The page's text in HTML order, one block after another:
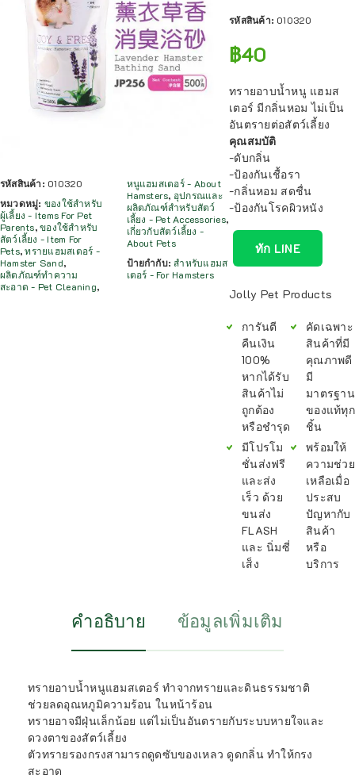
รหัสสินค้า: 010320
หมวดหมู่: ของใช้สำหรับ
ผู้เลี้ยง - Items For Pet
Parents,ของใช้สำหรับ
สัตว์เลี้ยง - Item For
Pets,ทรายแฮมสเตอร์ -
Hamster Sand,
ผลิตภัณฑ์ทำความ
สะอาด - Pet Cleaning,
หนูแฮมสเตอร์ - About
Hamsters, อุปกรณและ
ผลิตภัณฑ์สำหรับสัตว์
เลี้ยง - Pet Accessories,
เกี่ยวกับสัตว์เลี้ยง -
About Pets
ป้ายกำกับ:สำหรับแฮมส
เตอร์ - For Hamsters
รหัสสินค้า: 010320
฿40
ทรายอาบน้ำหนู แฮมส
เตอร์ มีกลิ่นหอม ไม่เป็น
อันตรายต่อสัตว์เลี้ยง
คุณสมบัติ
-ดับกลิ่น
-ป้องกันเชื้อรา
-กลิ่นหอม สดชื่น
-ป้องกันโรคผิวหนัง
ทัก LINE
Jolly Pet Products
การันตี
คืนเงิน
100%
หากได้รับ
สินค้าไม่
ถูกต้อง
หรือชำรุด
มีโปรโม
ชั่นส่งฟรี
และส่ง
เร็ว ด้วย
ขนส่ง
FLASH
และ นิ่มซี่
เส็ง
คัดเฉพาะ
สินค้าที่มี
คุณภาพดี
มี
มาตรฐาน
ของแท้ทุก
ชิ้น
พร้อมให้
ความช่วย
เหลือเมื่อ
ประสบ
ปัญหากับ
สินค้า
หรือ
บริการ
คำอธิบาย ข้อมูลเพิ่มเติม
ทรายอาบน้ำหนูแฮมสเตอร์ ทำจากทรายและดินธรรมชาติ
ช่วยลดอุณหภูมิความร้อน ในหน้าร้อน
ทรายอาจมีฝุ่นเล็กน้อย แต่ไม่เป็นอันตรายกับระบบหายใจและ
ดวงตาของสัตว์เลี้ยง
ตัวทรายรองกรงสามารถดูดซับของเหลว ดูดกลิ่น ทำให้กรง
สะอาด